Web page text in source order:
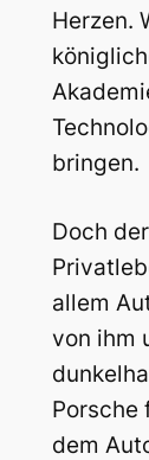
Herzen.
bringen.
Doch
allem
von ihm
Porsche
dem